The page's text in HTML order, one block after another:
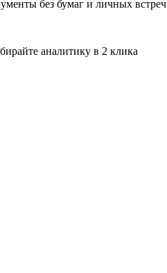
без бумаг и личных встреч
аналитику в 2 клика